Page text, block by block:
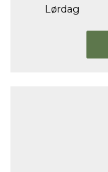
Lørdag